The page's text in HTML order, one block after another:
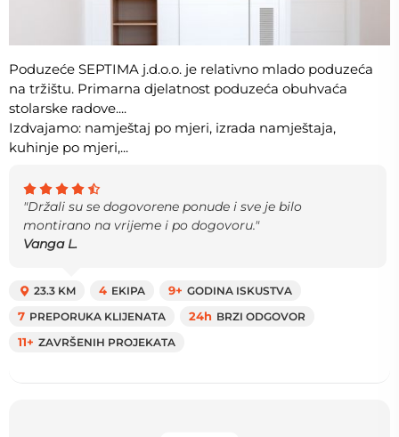
Poduzeće SEPTIMA j.d.o.o. je relativno mlado poduzeća
na tržištu. Primarna djelatnost poduzeća obuhvaća
stolarske radove....
Izdvajamo: namještaj po mjeri, izrada namještaja,
kuhinje po mjeri,...
"Držali su se dogovorene ponude i sve je bilo
montirano na vrijeme i po dogovoru."
Vanga L.
23.3 KM 4 EKIPA 9+ GODINA ISKUSTVA
7 PREPORUKA KLIJENATA 24h BRZI ODGOVOR
11+ ZAVRŠENIH PROJEKATA